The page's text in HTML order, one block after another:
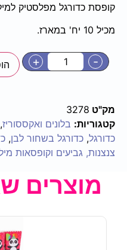
קופסת כדורגל מפלסטיק
מכיל 10 יח' במארז.
-
+
מק"ט 3278
קטגוריות: בלונים ואקססוריז,
כדורגל, כדורגל בשחור לבן,
צנצנות, גביעים וקופסאות
מוצרים